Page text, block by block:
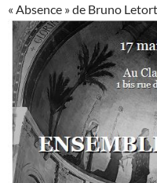
« Absence » de Bruno Letort.